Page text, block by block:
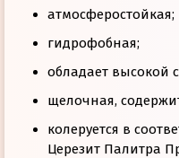
атмосферостойкая;
гидрофобная;
обладает высокой
щелочная,
колеруется в
Церезит Палитра